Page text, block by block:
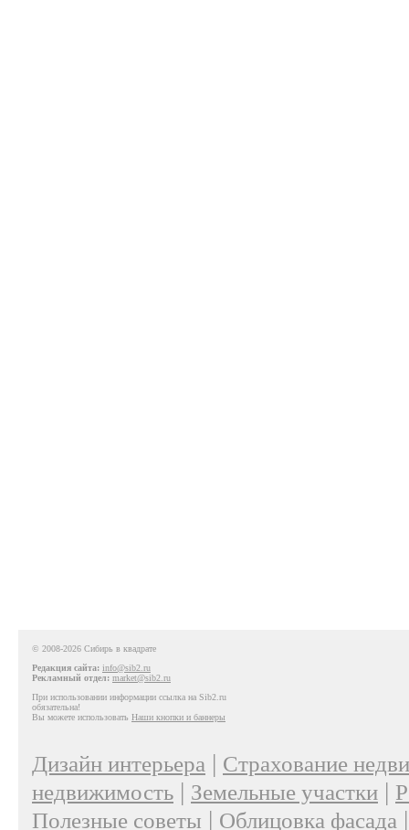
© 2008-2026 Сибирь в квадрате
Редакция сайта: info@sib2.ru
Рекламный отдел: market@sib2.ru
При использовании информации ссылка на Sib2.ru
обязательна!
Вы можете использовать Наши кнопки и баннеры
Дизайн интерьера | Страхование
недвижимость | Земельные участки |
Полезные советы | Облицовка фасада